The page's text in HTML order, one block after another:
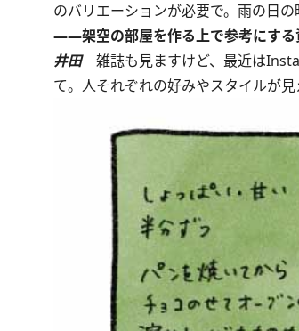
のバリエーションが必要で。雨の日
――架空の部屋を作る上で参考にする
井田雑誌も見ますけど、最近は
て。人それぞれの好みやスタイルが見